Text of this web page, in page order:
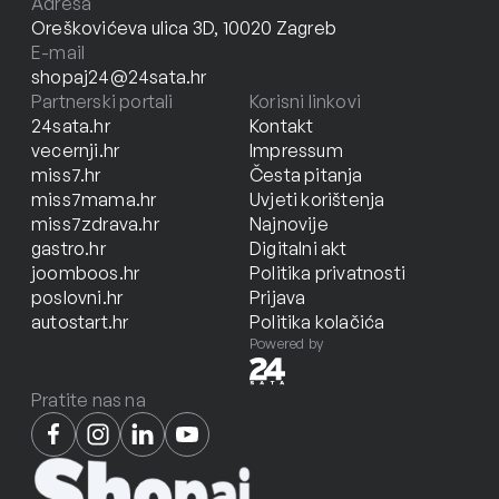
Oreškovićeva ulica 3D, 10020 Zagreb
E-mail
shopaj24@24sata.hr
Partnerski portali
24sata.hr
vecernji.hr
miss7.hr
miss7mama.hr
miss7zdrava.hr
gastro.hr
joomboos.hr
poslovni.hr
autostart.hr
Korisni linkovi
Kontakt
Impressum
Česta pitanja
Uvjeti korištenja
Najnovije
Digitalni akt
Politika privatnosti
Prijava
Politika kolačića
Powered by
Pratite nas na